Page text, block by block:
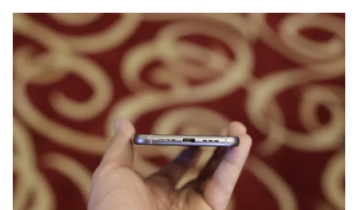
THỜI BÁO VTV
Theo dõi báo trên
Cơ quan chủ quản:
Đài Truyền hình Việt Nam